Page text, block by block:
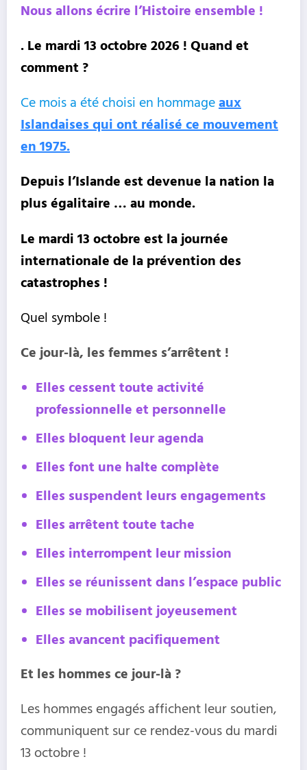
Nous allons écrire l’Histoire ensemble !
. Le mardi 13 octobre 2026 ! Quand et
comment ?
Ce mois a été choisi en hommageaux
Islandaises qui ont réalisé ce mouvement
en 1975.
Depuis l’Islande est devenue la nation la
plus égalitaire … au monde.
Le mardi 13 octobre est la journée
internationale de la prévention des
catastrophes !
Quel symbole !
Ce jour-là, les femmes s’arrêtent !
Elles cessent toute activité
professionnelle et personnelle
Elles bloquent leur agenda
Elles font une halte complète
Elles suspendent leurs engagements
Elles arrêtent toute tache
Elles interrompent leur mission
Elles se réunissent dans l’espace public
Elles se mobilisent joyeusement
Elles avancent pacifiquement
Et les hommes ce jour-là ?
Les hommes engagés affichent leur soutien,
communiquent sur ce rendez-vous du mardi
13 octobre !